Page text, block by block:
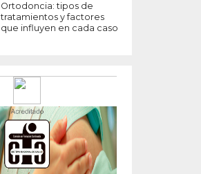
Ortodoncia: tipos de
tratamientos y factores
que influyen en cada caso